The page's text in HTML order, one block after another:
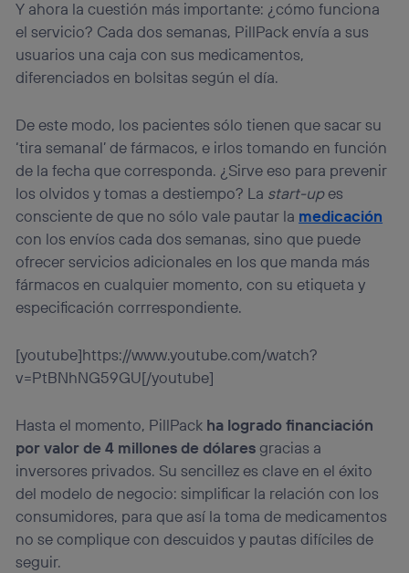
Y ahora la cuestión más importante: ¿cómo funciona
el servicio? Cada dos semanas, PillPack envía a sus
usuarios una caja con sus medicamentos,
diferenciados en bolsitas según el día.
De este modo, los pacientes sólo tienen que sacar su
‘tira semanal’ de fármacos, e irlos tomando en función
de la fecha que corresponda. ¿Sirve eso para prevenir
los olvidos y tomas a destiempo? La start-upes
consciente de que no sólo vale pautar la medicación
con los envíos cada dos semanas, sino que puede
ofrecer servicios adicionales en los que manda más
fármacos en cualquier momento, con su etiqueta y
especificación corrrespondiente.
[youtube]https://www.youtube.com/watch?
v=PtBNhNG59GU[/youtube]
Hasta el momento, PillPack ha logrado financiación
por valor de 4 millones de dólares gracias a
inversores privados. Su sencillez es clave en el éxito
del modelo de negocio: simplificar la relación con los
consumidores, para que así la toma de medicamentos
no se complique con descuidos y pautas difíciles de
seguir.